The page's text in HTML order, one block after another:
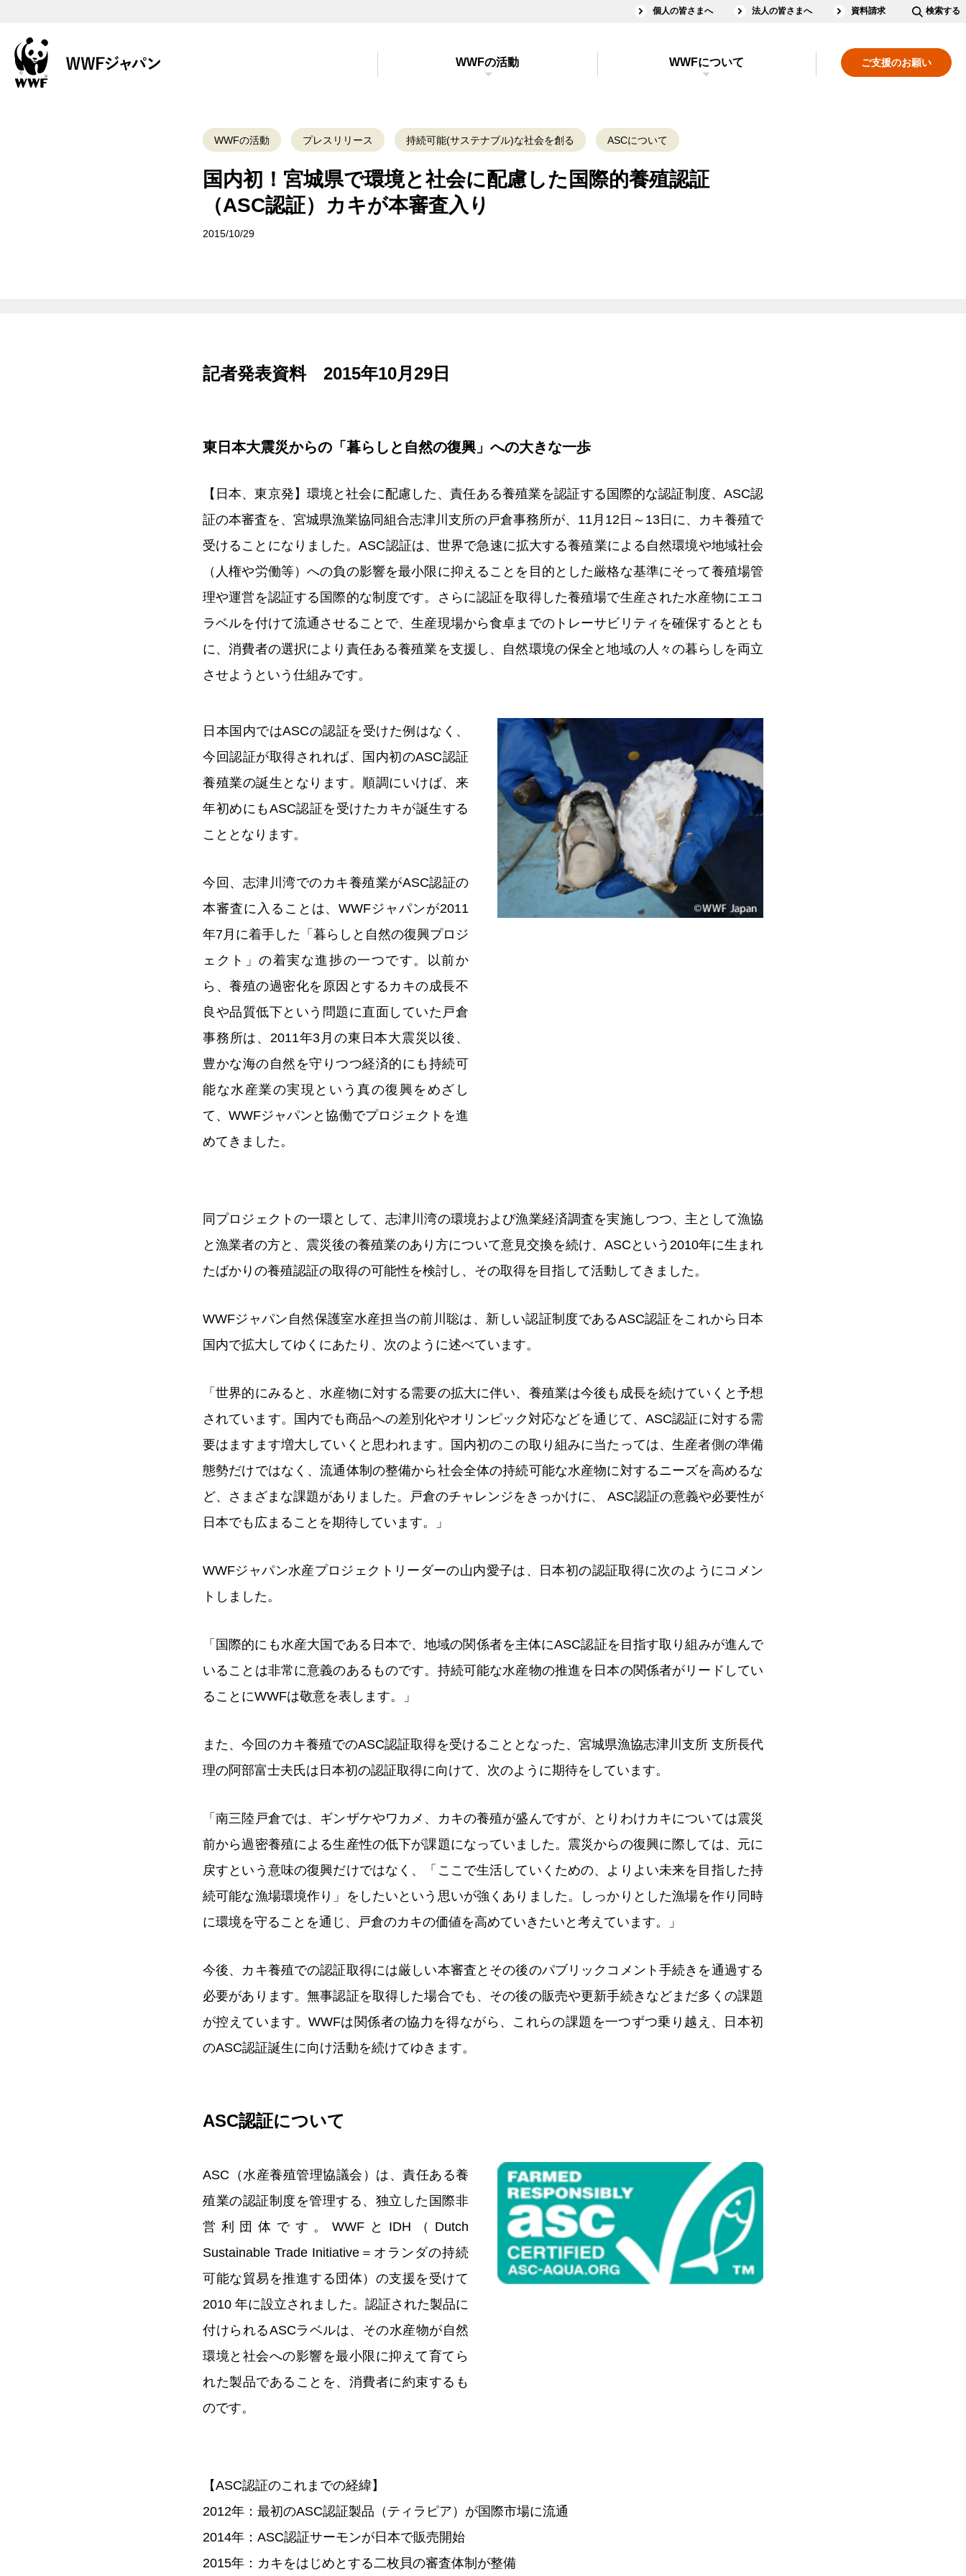
個人の皆さまへ 法人の皆さまへ 資料請求 検索する
ご支援のお願い
WWFの活動 WWFについて
WWFの活動 プレスリリース 持続可能(サステナブル)な社会を創る ASCについて
国内初！宮城県で環境と社会に配慮した国際的養殖認証
（ASC認証）カキが本審査入り
2015/10/29
記者発表資料 2015年10月29日
東日本大震災からの「暮らしと自然の復興」への大きな一歩
【日本、東京発】環境と社会に配慮した、責任ある養殖業を認証する国際的な認証制度、ASC認
証の本審査を、宮城県漁業協同組合志津川支所の戸倉事務所が、11月12日～13日に、カキ養殖で
受けることになりました。ASC認証は、世界で急速に拡大する養殖業による自然環境や地域社会
（人権や労働等）への負の影響を最小限に抑えることを目的とした厳格な基準にそって養殖場管
理や運営を認証する国際的な制度です。さらに認証を取得した養殖場で生産された水産物にエコ
ラベルを付けて流通させることで、生産現場から食卓までのトレーサビリティを確保するととも
に、消費者の選択により責任ある養殖業を支援し、自然環境の保全と地域の人々の暮らしを両立
させようという仕組みです。
日本国内ではASCの認証を受けた例はなく、
今回認証が取得されれば、国内初のASC認証
養殖業の誕生となります。順調にいけば、来
年初めにもASC認証を受けたカキが誕生する
こととなります。
今回、志津川湾でのカキ養殖業がASC認証の
本審査に入ることは、WWFジャパンが2011
年7月に着手した「暮らしと自然の復興プロジ
ェクト」の着実な進捗の一つです。以前か
ら、養殖の過密化を原因とするカキの成長不
良や品質低下という問題に直面していた戸倉
事務所は、2011年3月の東日本大震災以後、
豊かな海の自然を守りつつ経済的にも持続可
能な水産業の実現という真の復興をめざし
て、WWFジャパンと協働でプロジェクトを進
めてきました。
同プロジェクトの一環として、志津川湾の環境および漁業経済調査を実施しつつ、主として漁協
と漁業者の方と、震災後の養殖業のあり方について意見交換を続け、ASCという2010年に生まれ
たばかりの養殖認証の取得の可能性を検討し、その取得を目指して活動してきました。
WWFジャパン自然保護室水産担当の前川聡は、新しい認証制度であるASC認証をこれから日本
国内で拡大してゆくにあたり、次のように述べています。
「世界的にみると、水産物に対する需要の拡大に伴い、養殖業は今後も成長を続けていくと予想
されています。国内でも商品への差別化やオリンピック対応などを通じて、ASC認証に対する需
要はますます増大していくと思われます。国内初のこの取り組みに当たっては、生産者側の準備
態勢だけではなく、流通体制の整備から社会全体の持続可能な水産物に対するニーズを高めるな
ど、さまざまな課題がありました。戸倉のチャレンジをきっかけに、 ASC認証の意義や必要性が
日本でも広まることを期待しています。」
WWFジャパン水産プロジェクトリーダーの山内愛子は、日本初の認証取得に次のようにコメン
トしました。
「国際的にも水産大国である日本で、地域の関係者を主体にASC認証を目指す取り組みが進んで
いることは非常に意義のあるものです。持続可能な水産物の推進を日本の関係者がリードしてい
ることにWWFは敬意を表します。」
また、今回のカキ養殖でのASC認証取得を受けることとなった、宮城県漁協志津川支所 支所長代
理の阿部富士夫氏は日本初の認証取得に向けて、次のように期待をしています。
「南三陸戸倉では、ギンザケやワカメ、カキの養殖が盛んですが、とりわけカキについては震災
前から過密養殖による生産性の低下が課題になっていました。震災からの復興に際しては、元に
戻すという意味の復興だけではなく、「ここで生活していくための、よりよい未来を目指した持
続可能な漁場環境作り」をしたいという思いが強くありました。しっかりとした漁場を作り同時
に環境を守ることを通じ、戸倉のカキの価値を高めていきたいと考えています。」
今後、カキ養殖での認証取得には厳しい本審査とその後のパブリックコメント手続きを通過する
必要があります。無事認証を取得した場合でも、その後の販売や更新手続きなどまだ多くの課題
が控えています。WWFは関係者の協力を得ながら、これらの課題を一つずつ乗り越え、日本初
のASC認証誕生に向け活動を続けてゆきます。
ASC認証について
ASC（水産養殖管理協議会）は、責任ある養
殖業の認証制度を管理する、独立した国際非
営利団体です。WWFとIDH（Dutch
Sustainable Trade Initiative＝オランダの持続
可能な貿易を推進する団体）の支援を受けて
2010 年に設立されました。認証された製品に
付けられるASCラベルは、その水産物が自然
環境と社会への影響を最小限に抑えて育てら
れた製品であることを、消費者に約束するも
のです。
【ASC認証のこれまでの経緯】
2012年：最初のASC認証製品（ティラピア）が国際市場に流通
2014年：ASC認証サーモンが日本で販売開始
2015年：カキをはじめとする二枚貝の審査体制が整備